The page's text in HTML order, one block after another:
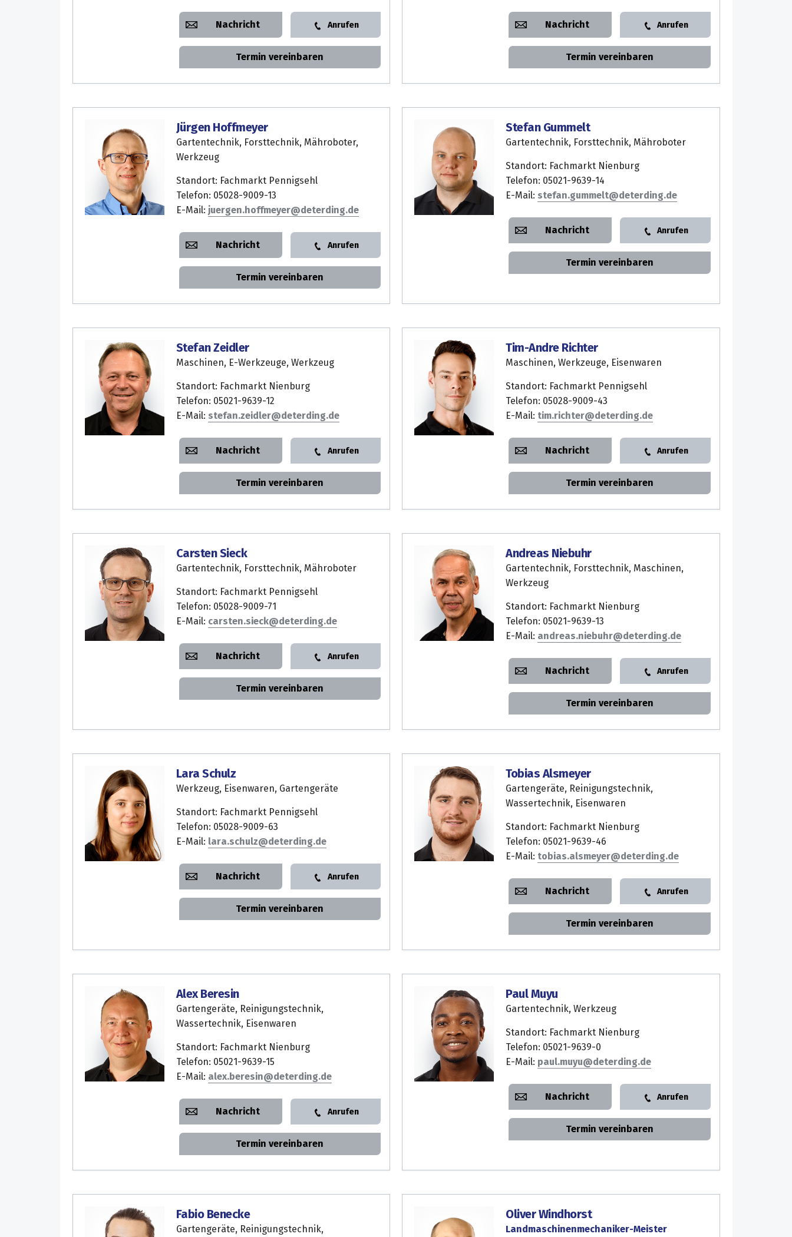
Nachricht Anrufen
Termin vereinbaren
Nachricht Anrufen
Termin vereinbaren
Jürgen Hoffmeyer
Gartentechnik, Forsttechnik, Mähroboter,
Werkzeug
Standort: Fachmarkt Pennigsehl
Telefon: 05028-9009-13
E-Mail: juergen.hoffmeyer
Nachricht Anrufen
Termin vereinbaren
Stefan Gummelt
Gartentechnik, Forsttechnik, Mähroboter
Standort: Fachmarkt Nienburg
Telefon: 05021-9639-14
E-Mail: stefan.gummelt
Nachricht Anrufen
Termin vereinbaren
Stefan Zeidler
Maschinen, E-Werkzeuge, Werkzeug
Standort: Fachmarkt Nienburg
Telefon: 05021-9639-12
E-Mail: stefan.zeidler
Nachricht Anrufen
Termin vereinbaren
Tim-Andre Richter
Maschinen, Werkzeuge, Eisenwaren
Standort: Fachmarkt Pennigsehl
Telefon: 05028-9009-43
E-Mail: tim.richter
Nachricht Anrufen
Termin vereinbaren
Carsten Sieck
Gartentechnik, Forsttechnik, Mähroboter
Standort: Fachmarkt Pennigsehl
Telefon: 05028-9009-71
E-Mail: carsten.sieck
Nachricht Anrufen
Termin vereinbaren
Andreas Niebuhr
Gartentechnik, Forsttechnik, Maschinen,
Werkzeug
Standort: Fachmarkt Nienburg
Telefon: 05021-9639-13
E-Mail: andreas.niebuhr
Nachricht Anrufen
Termin vereinbaren
Lara Schulz
Werkzeug, Eisenwaren, Gartengeräte
Standort: Fachmarkt Pennigsehl
Telefon: 05028-9009-63
E-Mail: lara.schulz
Nachricht Anrufen
Termin vereinbaren
Tobias Alsmeyer
Gartengeräte, Reinigungstechnik,
Wassertechnik, Eisenwaren
Standort: Fachmarkt Nienburg
Telefon: 05021-9639-46
E-Mail: tobias.alsmeyer
Nachricht Anrufen
Termin vereinbaren
Alex Beresin
Gartengeräte, Reinigungstechnik,
Wassertechnik, Eisenwaren
Standort: Fachmarkt Nienburg
Telefon: 05021-9639-15
E-Mail: alex.beresin
Nachricht Anrufen
Termin vereinbaren
Paul Muyu
Gartentechnik, Werkzeug
Standort: Fachmarkt Nienburg
Telefon: 05021-9639-0
E-Mail: paul.muyu
Nachricht Anrufen
Termin vereinbaren
Fabio Benecke
Gartengeräte, Reinigungstechnik,
Oliver Windhorst
Landmaschinenmechaniker-Meister